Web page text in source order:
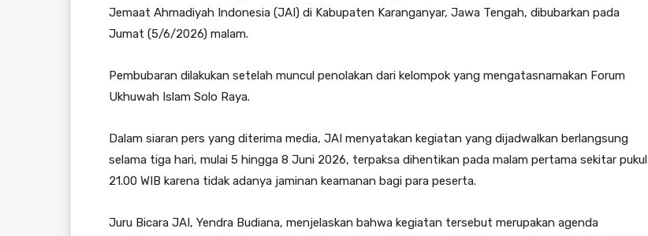
Jemaat Ahmadiyah Indonesia (JAI) di Kabupaten Karanganyar, Jawa Tengah, dibubarkan pada
Jumat (5/6/2026) malam.
Pembubaran dilakukan setelah muncul penolakan dari kelompok yang mengatasnamakan Forum
Ukhuwah Islam Solo Raya.
Dalam siaran pers yang diterima media, JAI menyatakan kegiatan yang dijadwalkan berlangsung
selama tiga hari, mulai 5 hingga 8 Juni 2026, terpaksa dihentikan pada malam pertama sekitar pukul
21.00 WIB karena tidak adanya jaminan keamanan bagi para peserta.
Juru Bicara JAI, Yendra Budiana, menjelaskan bahwa kegiatan tersebut merupakan agenda